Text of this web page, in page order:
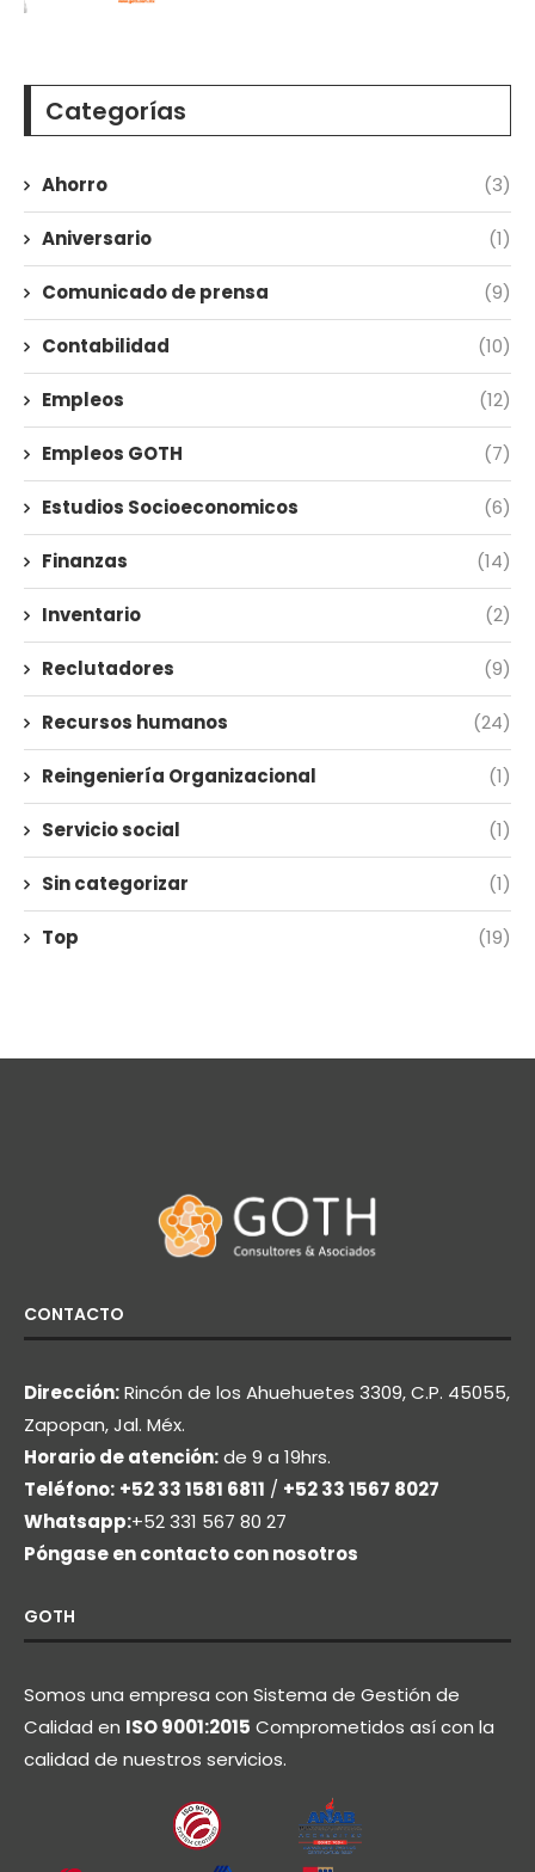
Categorías
Ahorro (3)
Aniversario (1)
Comunicado de prensa (9)
Contabilidad (10)
Empleos (12)
Empleos GOTH (7)
Estudios Socioeconomicos (6)
Finanzas (14)
Inventario (2)
Reclutadores (9)
Recursos humanos (24)
Reingeniería Organizacional (1)
Servicio social (1)
Sin categorizar (1)
Top (19)
CONTACTO
Dirección:Rincón de los Ahuehuetes 3309, C.P. 45055,
Zapopan, Jal. Méx.
Horario de atención:de 9 a 19hrs.
Teléfono: +52 33 1581 6811 / +52 33 1567 8027
Whatsapp:+52 331 567 80 27
Póngase en contacto con nosotros
GOTH
Somos una empresa con Sistema de Gestión de
Calidad en ISO 9001:2015 Comprometidos así con la
calidad de nuestros servicios.